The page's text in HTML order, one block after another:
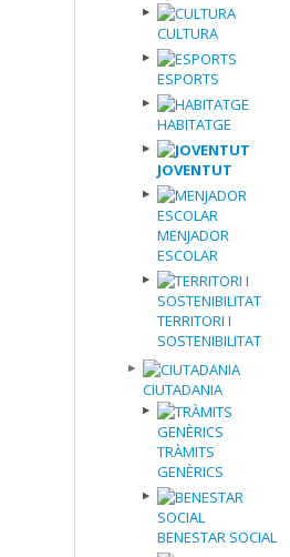
CULTURA
ESPORTS
HABITATGE
JOVENTUT
MENJADOR
ESCOLAR
TERRITORI I
SOSTENIBILITAT
CIUTADANIA
TRÀMITS
GENÈRICS
BENESTAR SOCIAL